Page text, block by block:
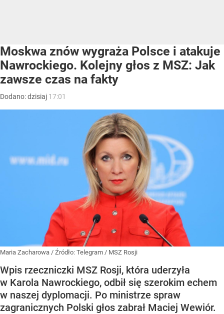
Moskwa znów wygraża Polsce i atakuje
Nawrockiego. Kolejny głos z MSZ: Jak
zawsze czas na fakty
Dodano:dzisiaj 17:01
Maria Zacharowa / Źródło: Telegram / MSZ Rosji
Wpis rzeczniczki MSZ Rosji, która uderzyła
w Karola Nawrockiego, odbił się szerokim echem
w naszej dyplomacji. Po ministrze spraw
zagranicznych Polski głos zabrał Maciej Wewiór.